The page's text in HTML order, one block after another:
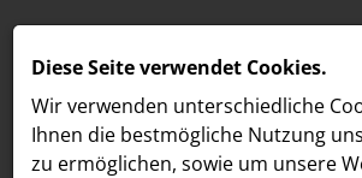
Diese Seite verwendet Cookies.
Wir verwenden unterschiedliche
Ihnen die best­mögliche Nutzung
zu ermöglichen, sowie um unsere